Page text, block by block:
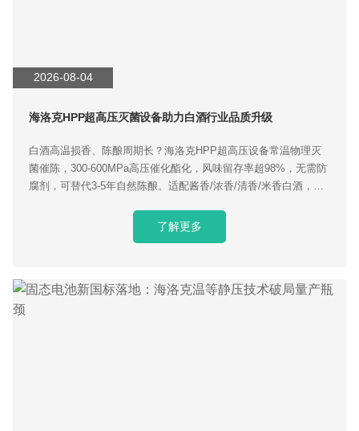
2026-08-04
海洛克HPP超高压灭菌设备助力白酒行业品质升级
白酒高温损香、陈酿周期长？海洛克HPP超高压设备常温物理灭
菌催陈，300-600MPa高压催化酯化，风味留存率超98%，无需防
腐剂，可替代3-5年自然陈酿。适配酱香/浓香/清香/米香白酒，单
了解更多